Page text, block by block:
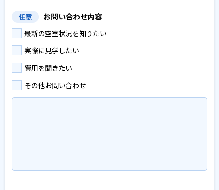
任意 お問い合わせ内容
最新の空室状況を知りたい
実際に見学したい
費用を聞きたい
その他お問い合わせ